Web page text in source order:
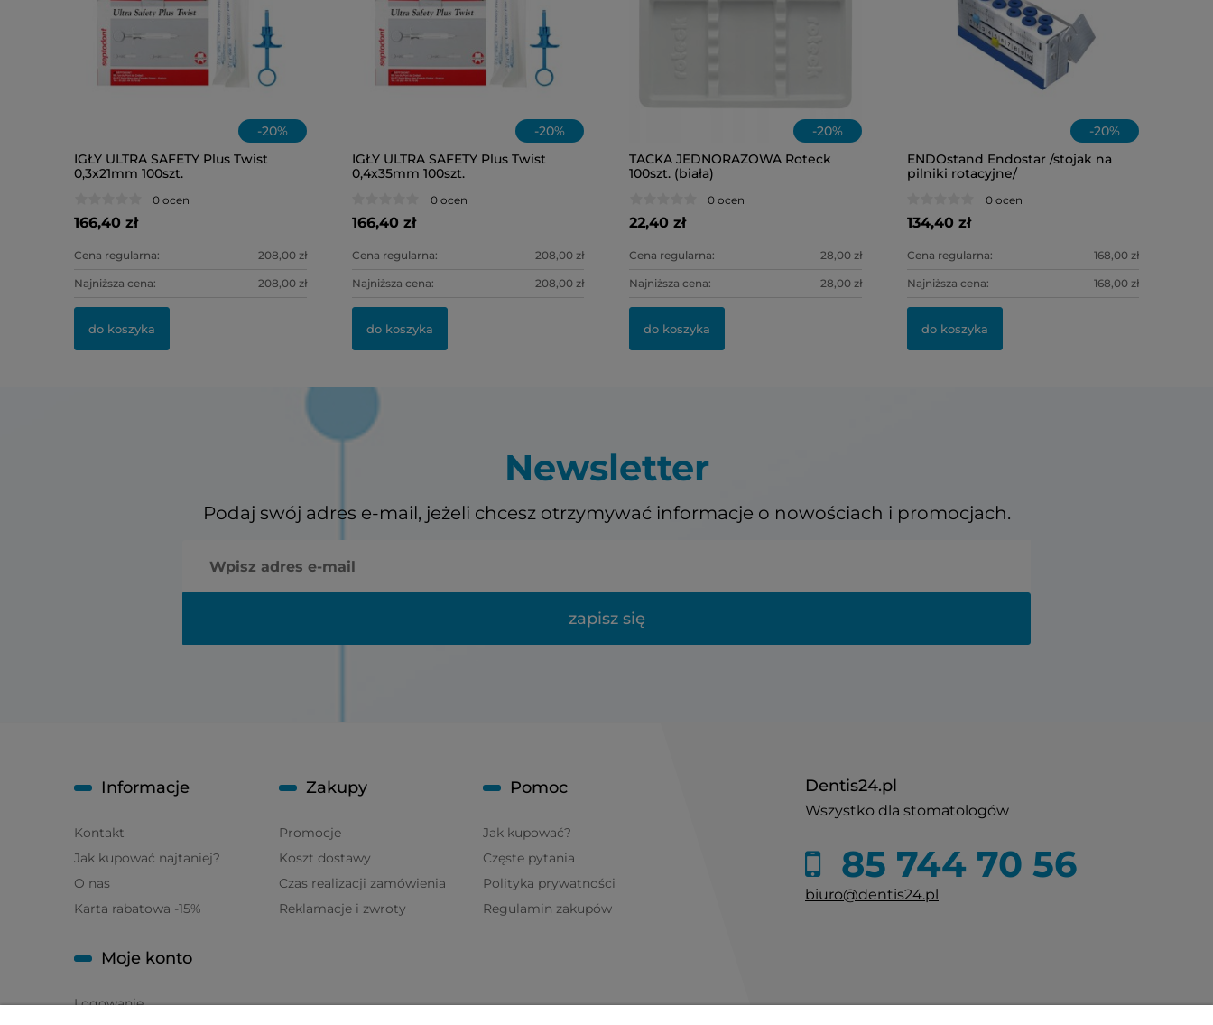
-20%
IGŁY ULTRA SAFETY Plus Twist
0,3x21mm 100szt.
0 ocen
166,40 zł
Cena regularna: 208,00 zł
Najniższa cena: 208,00 zł
do koszyka
-20%
IGŁY ULTRA SAFETY Plus Twist
0,4x35mm 100szt.
0 ocen
166,40 zł
Cena regularna: 208,00 zł
Najniższa cena: 208,00 zł
do koszyka
-20%
TACKA JEDNORAZOWA Roteck
100szt. (biała)
0 ocen
22,40 zł
Cena regularna: 28,00 zł
Najniższa cena: 28,00 zł
do koszyka
-20%
ENDOstand Endostar /stojak na
pilniki rotacyjne/
0 ocen
134,40 zł
Cena regularna: 168,00 zł
Najniższa cena: 168,00 zł
do koszyka
Newsletter
Podaj swój adres e-mail, jeżeli chcesz otrzymywać informacje o nowościach i promocjach.
zapisz się
Dentis24.pl
Wszystko dla stomatologów
85 744 70 56
biuro@dentis24.pl
Informacje
Kontakt
Jak kupować najtaniej?
O nas
Karta rabatowa -15%
Zakupy
Promocje
Koszt dostawy
Czas realizacji zamówienia
Reklamacje i zwroty
Pomoc
Jak kupować?
Częste pytania
Polityka prywatności
Regulamin zakupów
Moje konto
Logowanie